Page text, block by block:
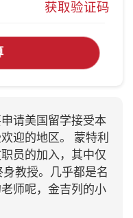
获取验证码
请美国留学接受本
迎的地区。 蒙特利
员的加入，其中仅
教授。几乎都是名
师呢，金吉列的小